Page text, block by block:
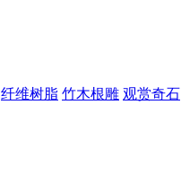
纤维树脂 竹木根雕 观赏奇石